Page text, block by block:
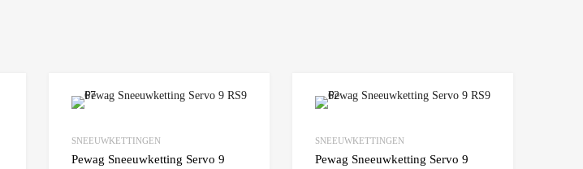
Add to Wishlist Add to Wishlist
SNEEUWKETTINGEN
Pewag Sneeuwketting Servo 9
SNEEUWKETTINGEN
Pewag Sneeuwketting Servo 9